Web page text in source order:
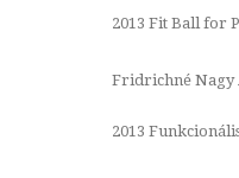
2013 Fit
Fridrichné Nagy
2013